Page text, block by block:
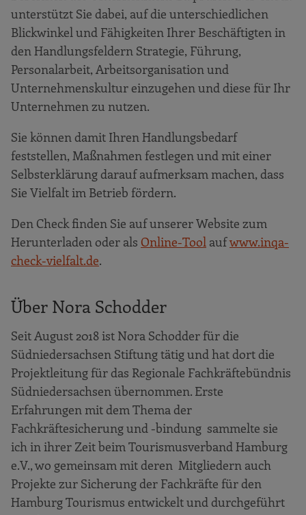
unterstützt Sie dabei, auf die unterschiedlichen
Blickwinkel und Fähigkeiten Ihrer Beschäftigten in
den Handlungsfeldern Strategie, Führung,
Personalarbeit, Arbeitsorganisation und
Unternehmenskultur einzugehen und diese für Ihr
Unternehmen zu nutzen.
Sie können damit Ihren Handlungsbedarf
feststellen, Maßnahmen festlegen und mit einer
Selbsterklärung darauf aufmerksam machen, dass
Sie Vielfalt im Betrieb fördern.
Den Check finden Sie auf unserer Website zum
Herunterladen oder als Online-Tool aufwww.inqa-
check-vielfalt.de.
Über Nora Schodder
Seit August 2018 ist Nora Schodder für die
Südniedersachsen Stiftung tätig und hat dort die
Projektleitung für das Regionale Fachkräftebündnis
Südniedersachsen übernommen. Erste
Erfahrungen mit dem Thema der
Fachkräftesicherung und -bindung sammelte sie
ich in ihrer Zeit beim Tourismusverband Hamburg
e.V., wo gemeinsam mit deren Mitgliedern auch
Projekte zur Sicherung der Fachkräfte für den
Hamburg Tourismus entwickelt und durchgeführt